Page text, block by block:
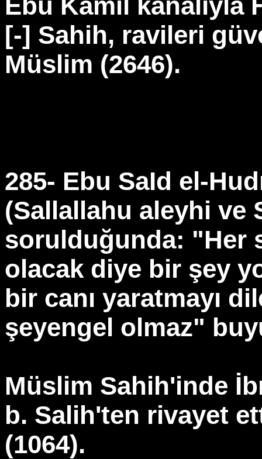
[-] Sahih, ravileri
Müslim (2646).
285- Ebu SaId el-
(Sallallahu aleyhi ve
sorulduğunda: "Her
olacak diye bir şey
bir canı yaratmayı
şeyengel olmaz"
Müslim Sahih'inde
b. Salih'ten rivayet
(1064).